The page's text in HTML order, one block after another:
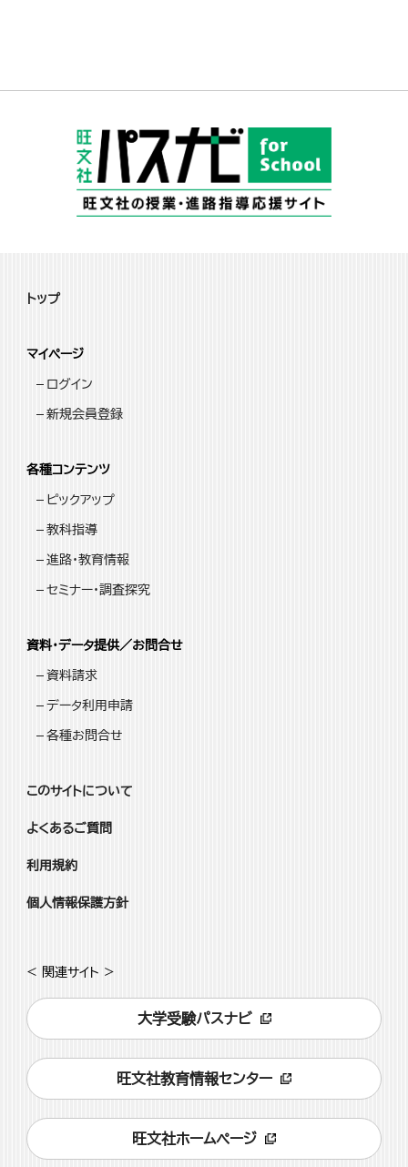
トップ
マイページ
ログイン
新規会員登録
各種コンテンツ
ピックアップ
教科指導
進路・教育情報
セミナー・調査探究
資料・データ提供／お問合せ
資料請求
データ利用申請
各種お問合せ
このサイトについて
よくあるご質問
利用規約
個人情報保護方針
< 関連サイト >
大学受験パスナビ
旺文社教育情報センター
旺文社ホームページ